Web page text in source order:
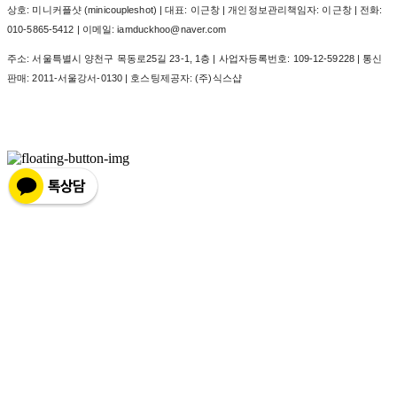
상호: 미니커플샷 (minicoupleshot) | 대표: 이근창 | 개인정보관리책임자: 이근창 | 전화:
010-5865-5412 | 이메일: iamduckhoo@naver.com
주소: 서울특별시 양천구 목동로25길 23-1, 1층 | 사업자등록번호: 109-12-59228| 통신
판매:2011-서울강서-0130 | 호스팅제공자: (주)식스샵